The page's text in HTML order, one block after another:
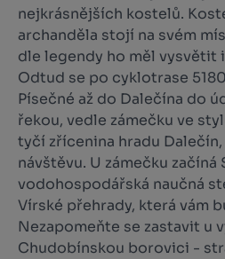
nejkrásnějších kostelů.
archanděla stojí na svém
dle legendy ho měl vysvětit
Odtud se po cyklotrase
Písečné až do Dalečína do
řekou, vedle zámečku ve
tyčí zřícenina hradu
návštěvu. U zámečku začíná
vodohospodářská naučná
Vírské přehrady, která vám
Nezapomeňte se zastavit u
Chudobínskou borovici -